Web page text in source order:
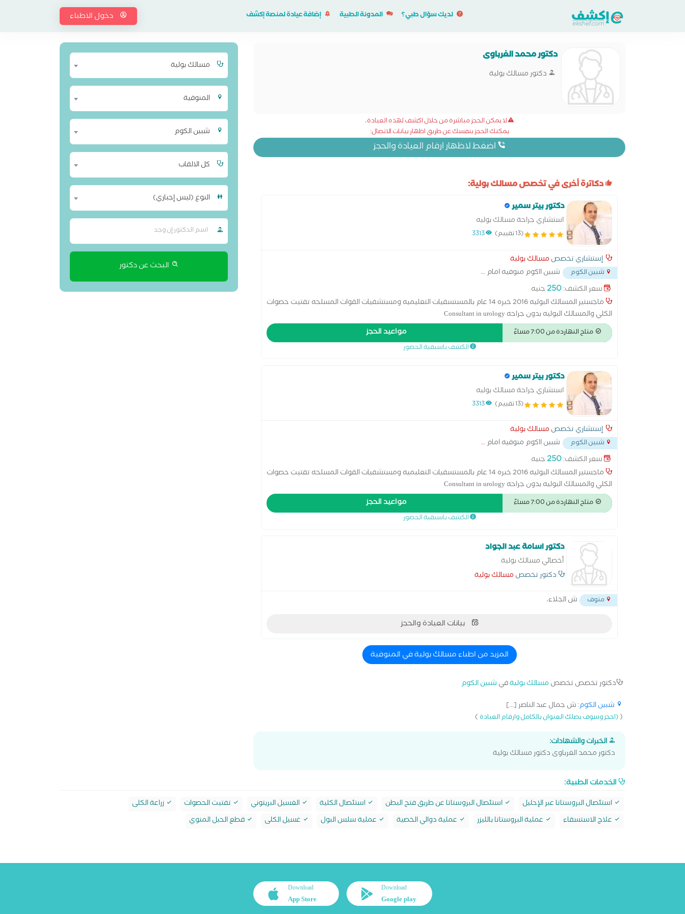
لديك سؤال طبي؟ المدونة الطبية إضافة عيادة لمنصة إكشف دخول الاطباء
دكتور محمد الغرباوى
دكتور مسالك بولية
لا يمكن الحجز مباشرة من خلال اكشف لهذه العيادة،
يمكنك الحجز بنفسك عن طريق اظهار بيانات الاتصال:
اضغط لاظهار ارقام العيادة والحجز
دكاترة أخرى في تخصص مسالك بولية:
دكتور بيتر سمير
استشاري جراحة مسالك بوليه
(13 تقييم) 3313
إستشاري تخصص مسالك بولية
شبين الكوم شبين ااكوم منوفيه امام...
سعر الكشف:250جنيه
ماجستير المسالك البوليه 2016 خبره 14 عام بالمستسفيات التعليميه ومستشفيات القوات المسلحه تفتيت حصوات
الكلي والمسالك البوليه بدون جراحه Consultant in urology
متاح النهاردة من 7:00 مساءً مواعيد الحجز
الكشف باسبقية الحضور
دكتور بيتر سمير
استشاري جراحة مسالك بوليه
(13 تقييم) 3313
إستشاري تخصص مسالك بولية
شبين الكوم شبين ااكوم منوفيه امام...
سعر الكشف:250جنيه
ماجستير المسالك البوليه 2016 خبره 14 عام بالمستسفيات التعليميه ومستشفيات القوات المسلحه تفتيت حصوات
الكلي والمسالك البوليه بدون جراحه Consultant in urology
متاح النهاردة من 7:00 مساءً مواعيد الحجز
الكشف باسبقية الحضور
دكتور اسامة عبد الجواد
أخصائي مسالك بولية
دكتور تخصص مسالك بولية
منوف ش الجلاء،
بيانات العيادة والحجز
المزيد من اطباء مسالك بولية في المنوفية
دكتور تخصص تخصص مسالك بوليةفي شبين الكوم
شبين الكوم: ش جمال عبد الناصر [...]
((احجز وسوف يصلك العنوان بالكامل وارقام العيادة)
الخبرات والشهادات:
دكتور محمد الغرباوى دكتور مسالك بولية
مسالك بولية
المنوفية
شبين الكوم
كل الالقاب
النوع (ليس إجباري)
البحث عن دكتور
الخدمات الطبية:
استئصال البروستاتا عبر الإحليل استئصال البروستاتا عن طريق فتح البطن استئصال الكلية الغسيل البريتوني تفتيت الحصوات
زراعة الكلى
علاج الاستسقاء
عملية البروستاتا بالليزر عملية دوالي الخصية عملية سلس البول غسيل الكلى قطع الحبل المنوي
Download
Google play
Download
App Store